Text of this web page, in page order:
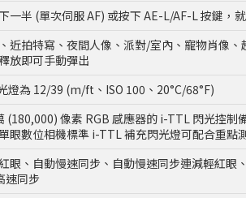
一半 (單次伺服 AF) 或按下 AE-L/AF-L 按鍵，
近拍特寫、夜間人像、派對/室內、寵物肖像
放即可手動彈出
燈為 12/39 (m/ft、ISO 100、20°C/68°F)
(180,000) 像素 RGB 感應器的 i-TTL 閃光控
眼數位相機標準 i-TTL 補充閃光燈可配合重點
眼、自動慢速同步、自動慢速同步連減輕紅
速同步